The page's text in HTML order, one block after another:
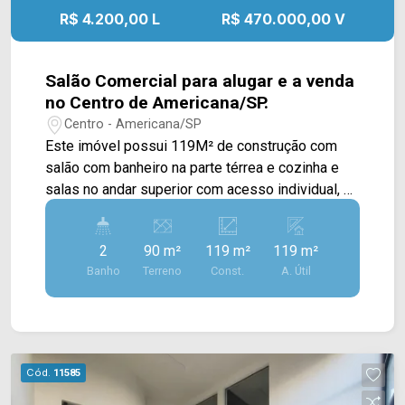
R$ 4.200,00 L R$ 470.000,00 V
Salão Comercial para alugar e a venda
no Centro de Americana/SP.
Centro - Americana/SP
Este imóvel possui 119M² de construção com
salão com banheiro na parte térrea e cozinha e
salas no andar superior com acesso individual, e
mais um espaço livre, ideal para e-commerce
com localização privilegiada. > 03 salas andar
superior. > 02 banheiros sociais; Ótima
localização com intensa região comercial com
alto fluxo, perfeito para o próximo passo do seu
reforma com possível negociação com
proprietário, com bonificações e acordos de
2
Banho
90 m²
Terreno
119 m²
Const.
119 m²
A. Útil
Cód. 11585